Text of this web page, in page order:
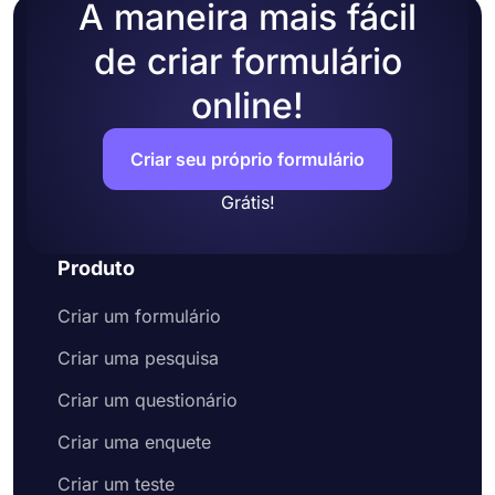
A maneira mais fácil
de criar formulário
online!
Criar seu próprio formulário
Grátis!
Produto
Criar um formulário
Criar uma pesquisa
Criar um questionário
Criar uma enquete
Criar um teste